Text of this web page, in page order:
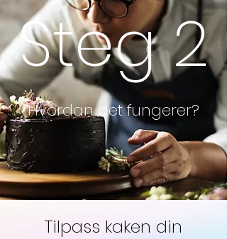
Steg 2
Hvordan det fungerer?
Tilpass kaken din